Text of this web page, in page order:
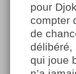
pour
compter
de
délibéré,
qui joue